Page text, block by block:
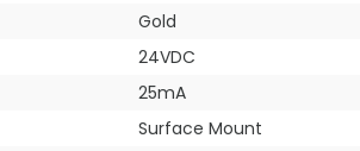
Gold
24VDC
25mA
Surface Mount